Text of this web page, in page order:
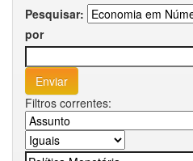
Pesquisar:
por
Filtros correntes: